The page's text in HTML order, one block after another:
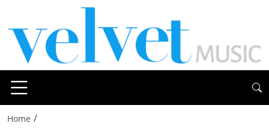
Home /